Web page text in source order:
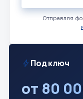
Отправляя
boltПод ключ
от 80